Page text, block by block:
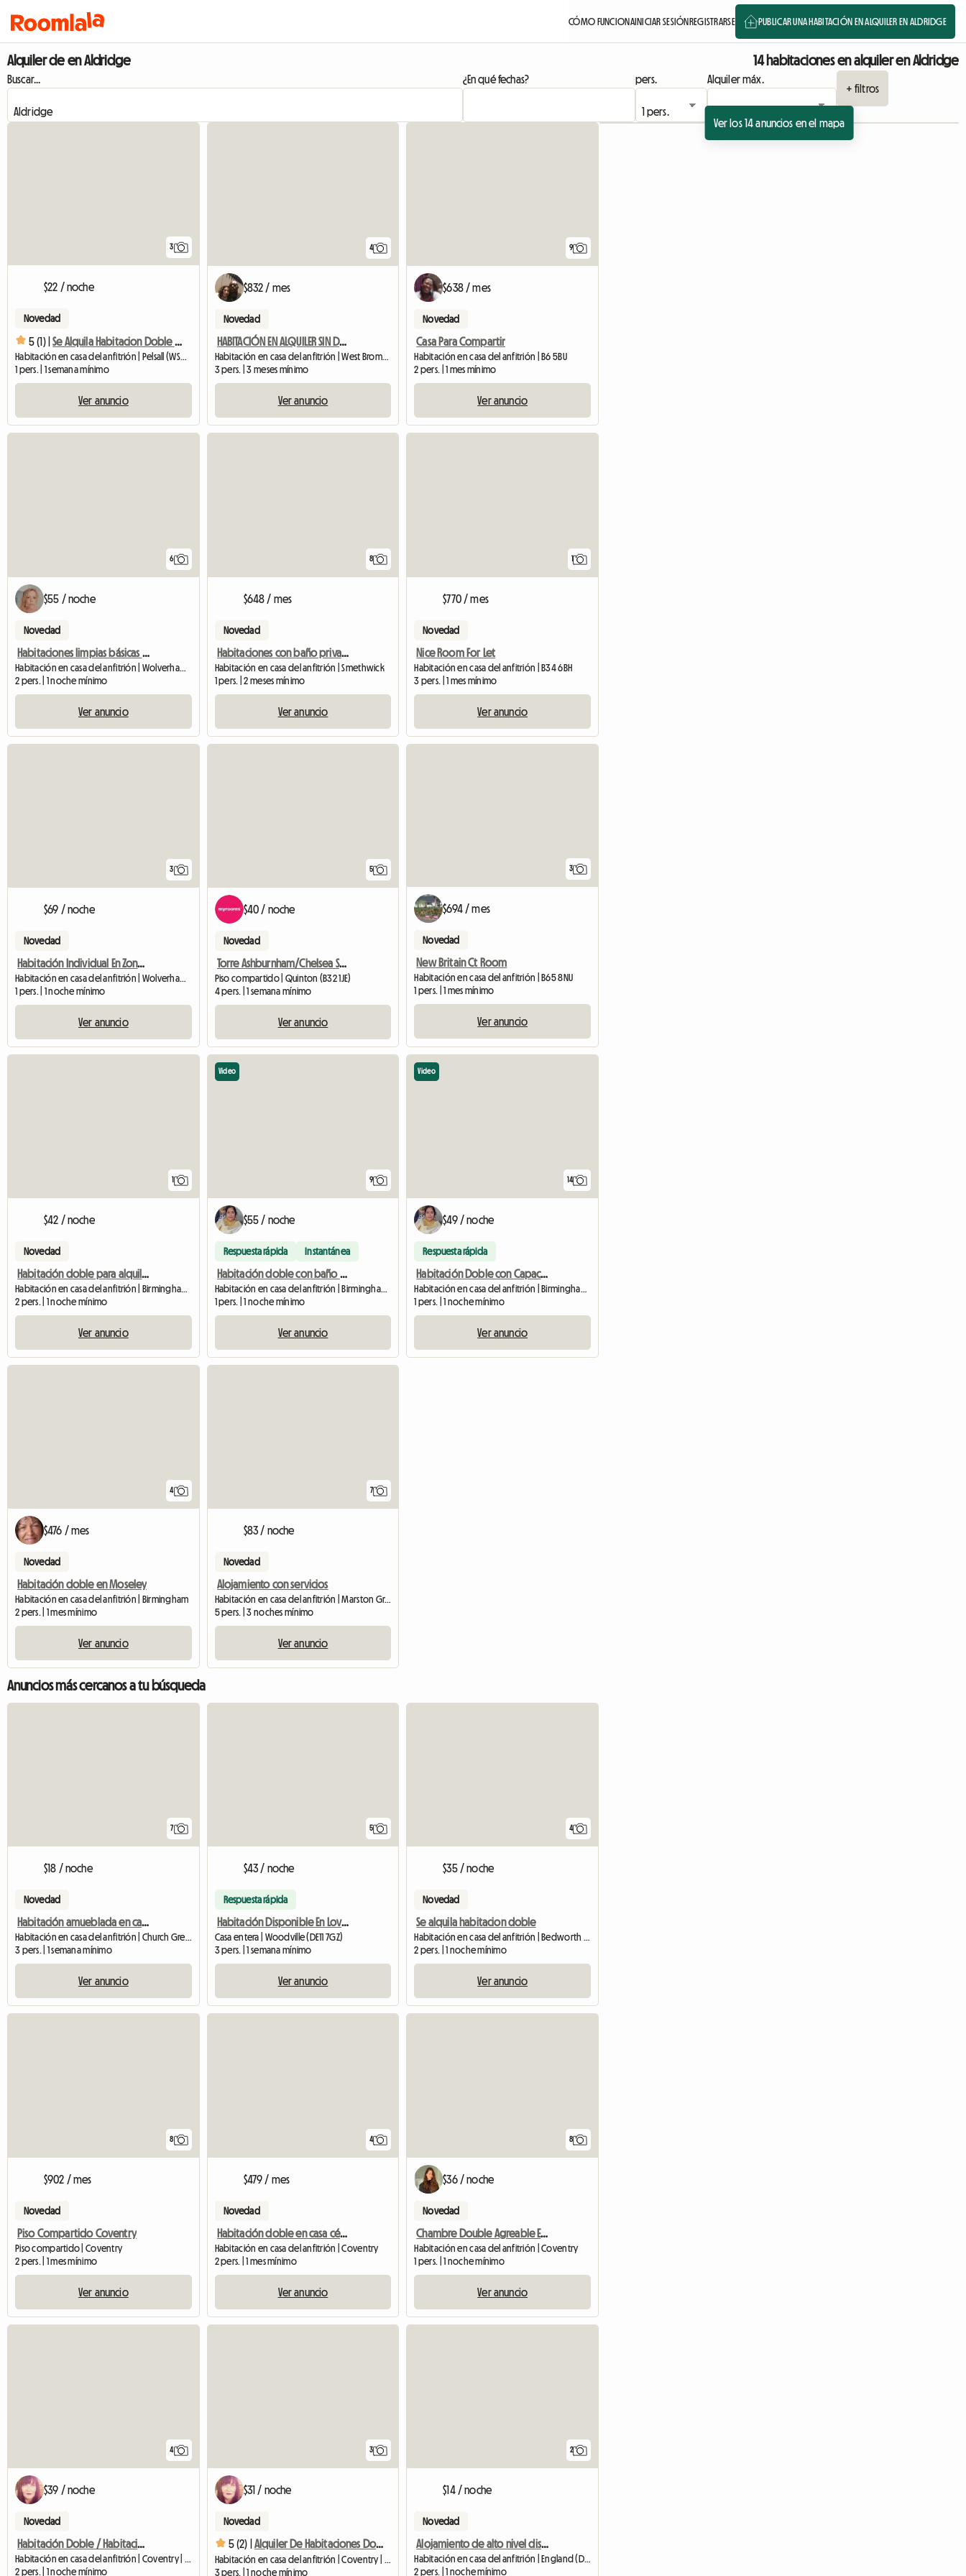
CÓMO FUNCIONAINICIAR SESIÓNREGISTRARSE PUBLICAR UNA HABITACIÓN EN ALQUILER EN ALDRIDGE
Alquiler de en Aldridge 14 habitaciones en alquiler en Aldridge
Buscar... ¿En qué fechas? pers.
Alquiler máx.
+ filtros
Ver los 14 anuncios en el mapa
3
$22 / noche
Novedad
5 (1) | Se Alquila Habitacion Doble Y Habitacion Sencilla
Habitación en casa del anfitrión | Pelsall (WS3 5EZ)
1 pers. | 1 semana mínimo
Ver anuncio
4
$832 / mes
Novedad
HABITACIÓN EN ALQUILER SIN DEPOSITO TODOS LOS GASTOS INCLUIDOS
Habitación en casa del anfitrión | West Bromwich (B71 1QZ) | 12 M2
3 pers. | 3 meses mínimo
Ver anuncio
9
$638 / mes
Novedad
Casa Para Compartir
Habitación en casa del anfitrión | B6 5BU
2 pers. | 1 mes mínimo
Ver anuncio
6
$55 / noche
Novedad
Habitaciones limpias básicas para alquilar
2 pers. | 1 noche mínimo
Ver anuncio
8
$648 / mes
Novedad
Habitaciones con baño privado completamente amuebladas y decoradas cerca de Birmingham
Habitación en casa del anfitrión | Smethwick
1 pers. | 2 meses mínimo
Ver anuncio
1
$770 / mes
Novedad
Nice Room For Let
Habitación en casa del anfitrión | B34 6BH
3 pers. | 1 mes mínimo
Ver anuncio
3
$69 / noche
Novedad
Habitación Individual En Zona Tranquila
1 pers. | 1 noche mínimo
Ver anuncio
5
$40 / noche
Novedad
Torre Ashburnham/Chelsea SW10
Piso compartido | Quinton (B32 1JE)
4 pers. | 1 semana mínimo
Ver anuncio
3
$694 / mes
Novedad
New Britain Ct Room
Habitación en casa del anfitrión | B65 8NU
1 pers. | 1 mes mínimo
Ver anuncio
1
$42 / noche
Novedad
Habitación doble para alquilar/corta o larga temporada
Habitación en casa del anfitrión | Birmingham (B25 8HR)
2 pers. | 1 noche mínimo
Ver anuncio
9
Video
$55 / noche
Respuesta rápida Instantánea
Habitación doble con baño privado
Habitación en casa del anfitrión | Birmingham (B11 3LE) | 100 M2
1 pers. | 1 noche mínimo
Ver anuncio
14
Video
$49 / noche
Respuesta rápida
Habitación Doble con Capacidad para 4 Adultos Compartiendo
Habitación en casa del anfitrión | Birmingham (B11 3LE) | 120 M2
1 pers. | 1 noche mínimo
Ver anuncio
4
$476 / mes
Novedad
Habitación doble en Moseley
Habitación en casa del anfitrión | Birmingham
2 pers. | 1 mes mínimo
Ver anuncio
7
$83 / noche
Novedad
Alojamiento con servicios
Habitación en casa del anfitrión | Marston Green (B37 7AL)
5 pers. | 3 noches mínimo
Ver anuncio
Anuncios más cercanos a tu búsqueda
7
$18 / noche
Novedad
Habitación amueblada en casa compartida, incluye gastos
Habitación en casa del anfitrión | Church Gresley
3 pers. | 1 semana mínimo
Ver anuncio
5
$43 / noche
Respuesta rápida
Habitación Disponible En Lovely Home
Casa entera | Woodville (DE11 7GZ)
3 pers. | 1 semana mínimo
Ver anuncio
4
$35 / noche
Novedad
Se alquila habitacion doble
Habitación en casa del anfitrión | Bedworth | 1 M2
2 pers. | 1 noche mínimo
Ver anuncio
8
$902 / mes
Novedad
Piso Compartido Coventry
Piso compartido | Coventry
2 pers. | 1 mes mínimo
Ver anuncio
4
$479 / mes
Novedad
Habitación doble en casa céntrica
Habitación en casa del anfitrión | Coventry
2 pers. | 1 mes mínimo
Ver anuncio
8
$36 / noche
Novedad
Chambre Double Agreable Et Moderne - 20 Min Du Centre
Habitación en casa del anfitrión | Coventry
1 pers. | 1 noche mínimo
Ver anuncio
4
$39 / noche
Novedad
Habitación Doble / Habitación Individual
Habitación en casa del anfitrión | Coventry | 36 SQFT
2 pers. | 1 noche mínimo
3
$31 / noche
Novedad
5 (2) | Alquiler De Habitaciones Dobles Y Sencillas
Habitación en casa del anfitrión | Coventry | 27 SQFT
3 pers. | 1 noche mínimo
2
$14 / noche
Novedad
Alojamiento de alto nivel disponible
Habitación en casa del anfitrión | England (DE24 3LR)
2 pers. | 1 noche mínimo